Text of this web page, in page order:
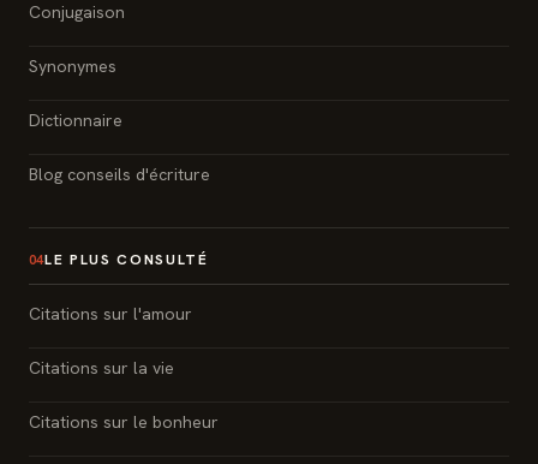
Conjugaison
Synonymes
Dictionnaire
Blog conseils d'écriture
04LE PLUS CONSULTÉ
Citations sur l'amour
Citations sur la vie
Citations sur le bonheur